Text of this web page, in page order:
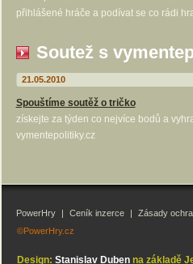
přihlášené hráče a podívat se co rádi
Soutež s
21.05.2010
Spouštíme soutěž o tričko
získejte za týden co nejvíce bodů a
vymentepolitiky.cz
PowerHry | Ceník inzerce | Zásady
©PowerHry.cz
Design: Stanislav Dubenna základě